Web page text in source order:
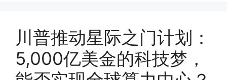
川普推动星际之门计划：
5,000亿美金的科技梦，